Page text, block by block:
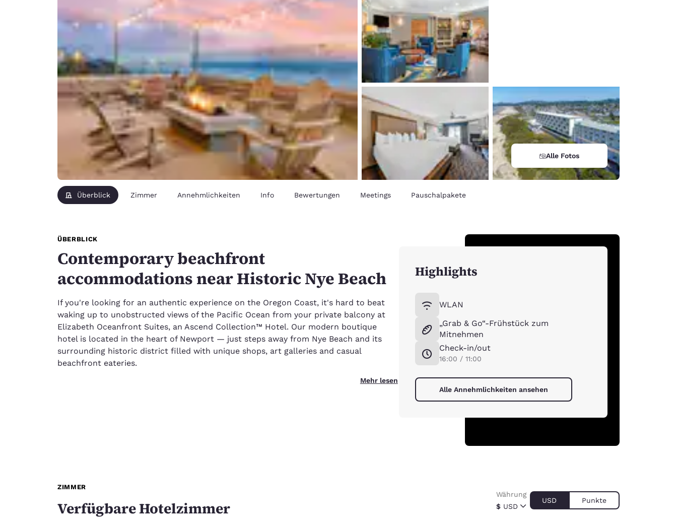
Alle Fotos
Überblick Zimmer Annehmlichkeiten Info Bewertungen Meetings Pauschalpakete
ÜBERBLICK
Contemporary beachfront
accommodations near Historic Nye Beach
If you're looking for an authentic experience on the Oregon Coast, it's hard to beat
waking up to unobstructed views of the Pacific Ocean from your private balcony at
Elizabeth Oceanfront Suites, an Ascend Collection™ Hotel. Our modern boutique
hotel is located in the heart of Newport — just steps away from Nye Beach and its
surrounding historic district filled with unique shops, art galleries and casual
beachfront eateries.
Mehr lesen
Highlights
WLAN
„Grab & Go“-Frühstück zum
Mitnehmen
Check-in/out
16:00 / 11:00
Alle Annehmlichkeiten ansehen
ZIMMER
Verfügbare Hotelzimmer $ USD
Währung
USD Punkte